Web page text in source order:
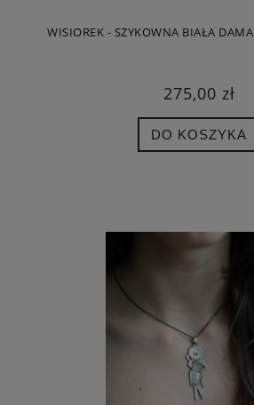
WISIOREK - SZYKOWNA BIAŁA DAMA
275,00 zł
DO KOSZYKA